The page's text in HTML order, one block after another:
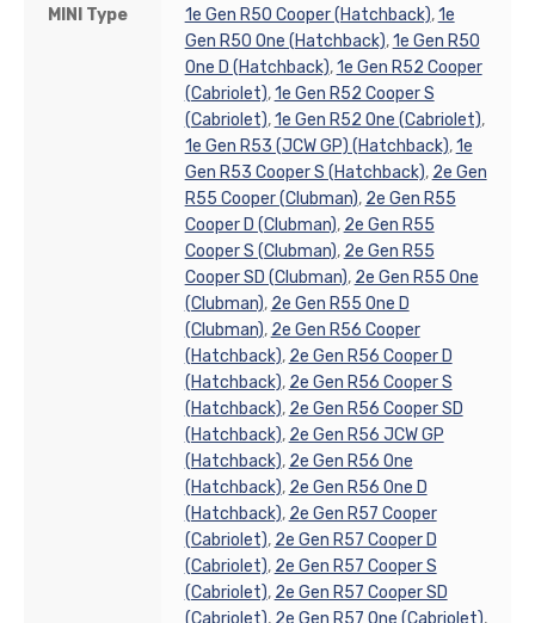
MINI Type 1e Gen R50 Cooper (Hatchback),1e
Gen R50 One (Hatchback),1e Gen R50
One D (Hatchback),1e Gen R52 Cooper
(Cabriolet),1e Gen R52 Cooper S
(Cabriolet),1e Gen R52 One (Cabriolet),
1e Gen R53 (JCW GP) (Hatchback),1e
Gen R53 Cooper S (Hatchback), 2e Gen
R55 Cooper (Clubman), 2e Gen R55
Cooper D (Clubman), 2e Gen R55
Cooper S (Clubman), 2e Gen R55
Cooper SD (Clubman), 2e Gen R55 One
(Clubman), 2e Gen R55 One D
(Clubman), 2e Gen R56 Cooper
(Hatchback), 2e Gen R56 Cooper D
(Hatchback), 2e Gen R56 Cooper S
(Hatchback), 2e Gen R56 Cooper SD
(Hatchback), 2e Gen R56 JCW GP
(Hatchback), 2e Gen R56 One
(Hatchback), 2e Gen R56 One D
(Hatchback), 2e Gen R57 Cooper
(Cabriolet), 2e Gen R57 Cooper D
(Cabriolet), 2e Gen R57 Cooper S
(Cabriolet), 2e Gen R57 Cooper SD